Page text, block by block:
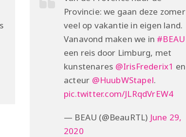
Provincie: we gaan deze zomer
veel op vakantie in eigen land.
Vanavond maken we in #BEAU
een reis door Limburg, met
kunstenares @IrisFrederix1 en
acteur @HuubWStapel.
pic.twitter.com/JLRqdVrEW4
— BEAU (@BeauRTL) June 29,
2020